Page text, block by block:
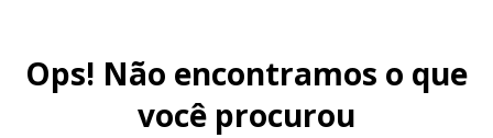
Ops! Não encontramos o que
você procurou